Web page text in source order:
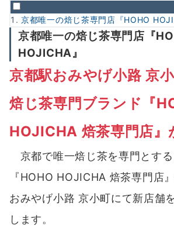
京都唯一の焙じ茶専門店『HOHO
京都唯一の焙じ茶専門店『
HOJICHA』
京都駅おみやげ小路 京
焙じ茶専門ブランド『
HOJICHA 焙茶専門店』
京都で唯一焙じ茶を専門とする
『HOHO HOJICHA 焙茶専門店
おみやげ小路 京小町にて新店舗
します。